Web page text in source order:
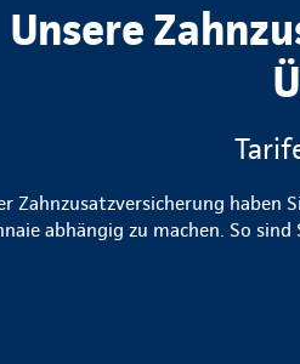
Unsere
Zahnzusatzversicherung haben
abhängig zu machen. So